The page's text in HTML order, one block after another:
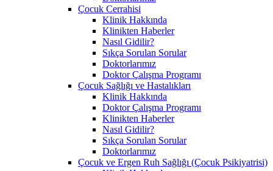
Çocuk Cerrahisi
Klinik Hakkında
Klinikten Haberler
Nasıl Gidilir?
Sıkça Sorulan Sorular
Doktorlarımız
Doktor Çalışma Programı
Çocuk Sağlığı ve Hastalıkları
Klinik Hakkında
Doktor Çalışma Programı
Klinikten Haberler
Nasıl Gidilir?
Sıkça Sorulan Sorular
Doktorlarımız
Çocuk ve Ergen Ruh Sağlığı (Çocuk Psikiyatrisi)